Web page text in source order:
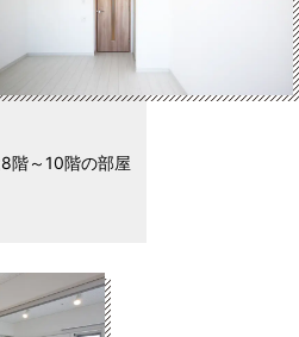
階～10階の部屋